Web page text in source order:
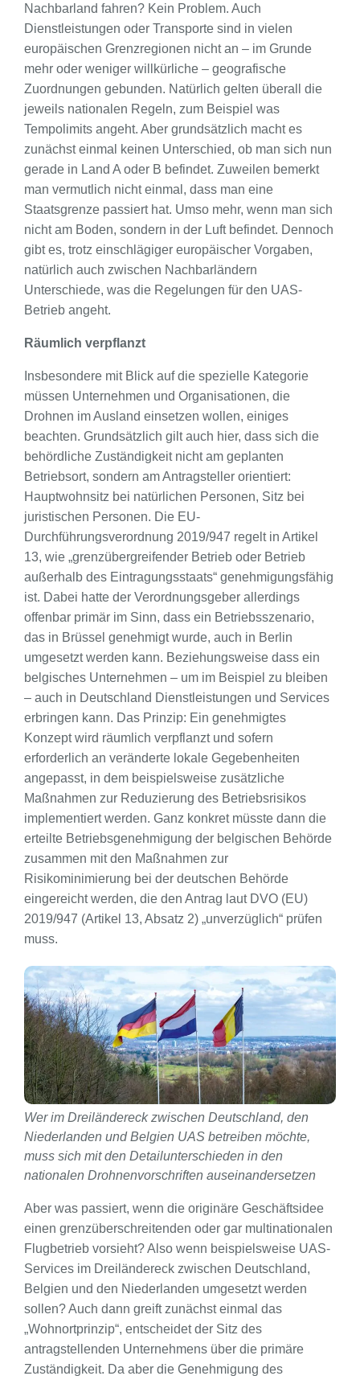
Nachbarland fahren? Kein Problem. Auch
Dienstleistungen oder Transporte sind in vielen
europäischen Grenzregionen nicht an – im Grunde
mehr oder weniger willkürliche – geografische
Zuordnungen gebunden. Natürlich gelten überall die
jeweils nationalen Regeln, zum Beispiel was
Tempolimits angeht. Aber grundsätzlich macht es
zunächst einmal keinen Unterschied, ob man sich nun
gerade in Land A oder B befindet. Zuweilen bemerkt
man vermutlich nicht einmal, dass man eine
Staatsgrenze passiert hat. Umso mehr, wenn man sich
nicht am Boden, sondern in der Luft befindet. Dennoch
gibt es, trotz einschlägiger europäischer Vorgaben,
natürlich auch zwischen Nachbarländern
Unterschiede, was die Regelungen für den UAS-
Betrieb angeht.
Räumlich verpflanzt
Insbesondere mit Blick auf die spezielle Kategorie
müssen Unternehmen und Organisationen, die
Drohnen im Ausland einsetzen wollen, einiges
beachten. Grundsätzlich gilt auch hier, dass sich die
behördliche Zuständigkeit nicht am geplanten
Betriebsort, sondern am Antragsteller orientiert:
Hauptwohnsitz bei natürlichen Personen, Sitz bei
juristischen Personen. Die EU-
Durchführungsverordnung 2019/947 regelt in Artikel
13, wie „grenzübergreifender Betrieb oder Betrieb
außerhalb des Eintragungsstaats“ genehmigungsfähig
ist. Dabei hatte der Verordnungsgeber allerdings
offenbar primär im Sinn, dass ein Betriebsszenario,
das in Brüssel genehmigt wurde, auch in Berlin
umgesetzt werden kann. Beziehungsweise dass ein
belgisches Unternehmen – um im Beispiel zu bleiben
– auch in Deutschland Dienstleistungen und Services
erbringen kann. Das Prinzip: Ein genehmigtes
Konzept wird räumlich verpflanzt und sofern
erforderlich an veränderte lokale Gegebenheiten
angepasst, in dem beispielsweise zusätzliche
Maßnahmen zur Reduzierung des Betriebsrisikos
implementiert werden. Ganz konkret müsste dann die
erteilte Betriebsgenehmigung der belgischen Behörde
zusammen mit den Maßnahmen zur
Risikominimierung bei der deutschen Behörde
eingereicht werden, die den Antrag laut DVO (EU)
2019/947 (Artikel 13, Absatz 2) „unverzüglich“ prüfen
muss.
Wer im Dreiländereck zwischen Deutschland, den
Niederlanden und Belgien UAS betreiben möchte,
muss sich mit den Detailunterschieden in den
nationalen Drohnenvorschriften auseinandersetzen
Aber was passiert, wenn die originäre Geschäftsidee
einen grenzüberschreitenden oder gar multinationalen
Flugbetrieb vorsieht? Also wenn beispielsweise UAS-
Services im Dreiländereck zwischen Deutschland,
Belgien und den Niederlanden umgesetzt werden
sollen? Auch dann greift zunächst einmal das
„Wohnortprinzip“, entscheidet der Sitz des
antragstellenden Unternehmens über die primäre
Zuständigkeit. Da aber die Genehmigung des